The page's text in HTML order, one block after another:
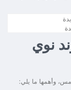
نوي
وأهمها ما يلي: